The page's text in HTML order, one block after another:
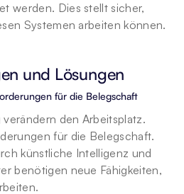
werden. Dies stellt sicher,
Systemen arbeiten können.
und Lösungen
für die Belegschaft
den Arbeitsplatz.
für die Belegschaft.
künstliche Intelligenz und
benötigen neue Fähigkeiten,